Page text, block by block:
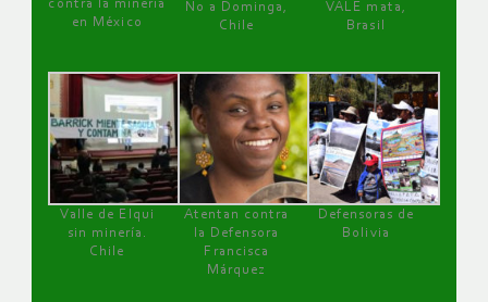
contra la minería
en México
No a Dominga,
Chile
VALE mata,
Brasil
Valle de Elqui
sin minería.
Chile
Atentan contra
la Defensora
Francisca
Márquez
Defensoras de
Bolivia